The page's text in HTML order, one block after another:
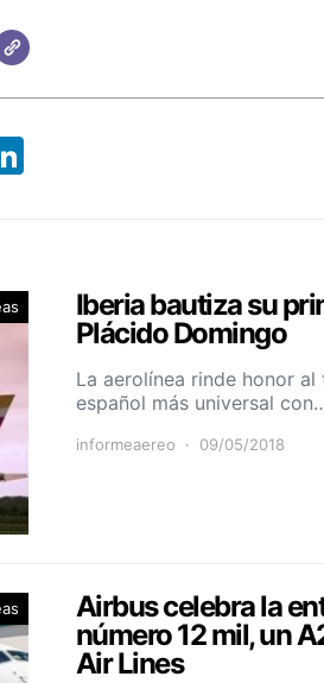
Iberia bautiza su
Plácido Domingo
La aerolínea rinde honor
español más universal
informeaereo 09/05/2018
Airbus celebra la
número 12 mil, un
Air Lines